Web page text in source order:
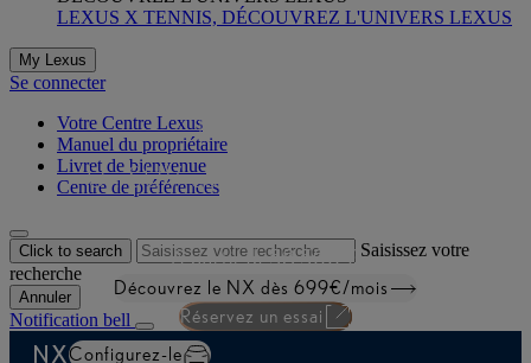
LEXUS X TENNIS, DÉCOUVREZ L'UNIVERS LEXUS
My Lexus
Se connecter
Votre Centre Lexus
Manuel du propriétaire
Livret de bienvenue
Centre de préférences
Click to search
Saisissez votre
recherche
Annuler
Notification bell
NX
Un SUV compact alliant design
À partir de58 500 €
Découvrez le NX dès 699€/mois
Réservez un essai
NXConfigurez-le